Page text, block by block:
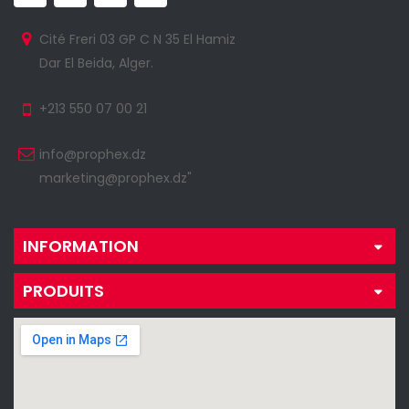
Cité Freri 03 GP C N 35 El Hamiz
Dar El Beida, Alger.
+213 550 07 00 21
info@prophex.dz
marketing@prophex.dz"
INFORMATION
PRODUITS